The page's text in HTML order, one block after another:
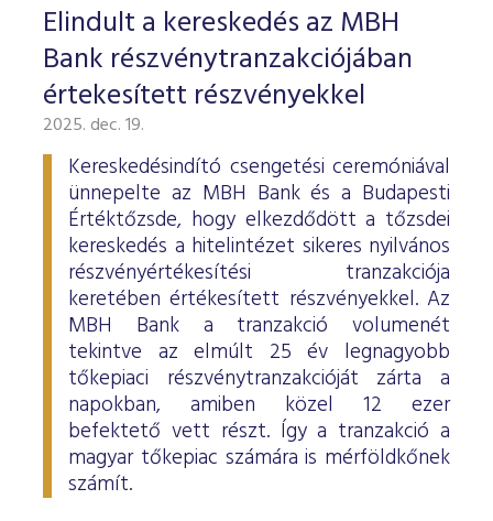
Elindult a kereskedés az MBH
Bank részvénytranzakciójában
értekesített részvényekkel
2025. dec. 19.
Kereskedésindító csengetési ceremóniával
ünnepelte az MBH Bank és a Budapesti
Értéktőzsde, hogy elkezdődött a tőzsdei
kereskedés a hitelintézet sikeres nyilvános
részvényértékesítési tranzakciója
keretében értékesített részvényekkel. Az
MBH Bank a tranzakció volumenét
tekintve az elmúlt 25 év legnagyobb
tőkepiaci részvénytranzakcióját zárta a
napokban, amiben közel 12 ezer
befektető vett részt. Így a tranzakció a
magyar tőkepiac számára is mérföldkőnek
számít.